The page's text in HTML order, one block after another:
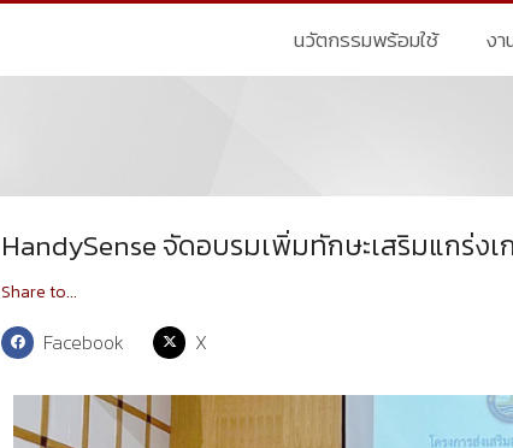
นวัตกรรมพร้อมใช้ ง
HandySense จัดอบรมเพิ่มทักษะเสริมแกร่งเ
Share to...
Facebook X